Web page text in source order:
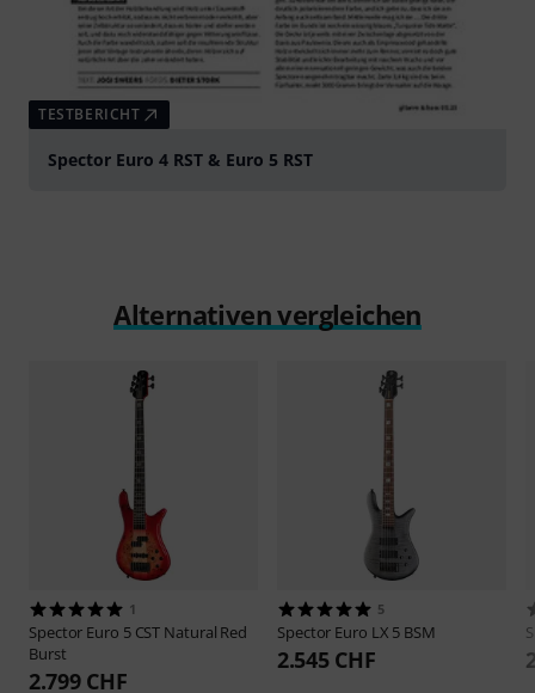
TESTBERICHT
Spector Euro 4 RST & Euro 5 RST
Alternativen vergleichen
1
Spector Euro 5 CST Natural Red
Burst
2.799 CHF
5
Spector Euro LX 5 BSM
2.545 CHF